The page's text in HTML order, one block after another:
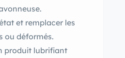
et remplacer les
ou déformés.
produit lubrifiant